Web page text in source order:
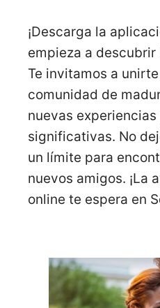
¡Descarga la
empieza a
Te invitamos a
comunidad de
nuevas
significativas. No
un límite para
nuevos amigos. ¡La
online te espera en